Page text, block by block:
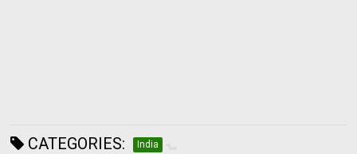
CATEGORIES: India